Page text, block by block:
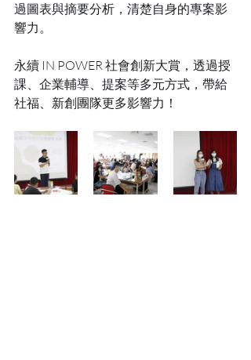
過圖表與摘要分析，清楚自身的專案影
響力。
永續 IN POWER 社會創新大賞，透過授
課、企業輔導、提案等多元方式，帶給
社福、新創團隊更多影響力！